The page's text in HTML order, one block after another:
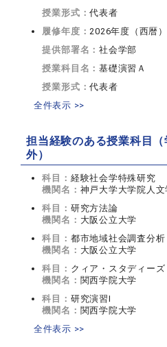
授業形式：代表者
履修年度：2026年度（西暦）
提供部署名：社会学部
授業科目名：基礎演習Ａ
授業形式：代表者
全件表示 >>
担当経験のある授業科目（
外）
科目： 経験社会学特殊研究
機関名： 神戸大学大学院人
科目： 研究方法論
機関名： 大阪公立大学
科目： 都市地域社会調査分析
機関名： 大阪公立大学
科目： クィア・スタディーズ
機関名： 関西学院大学
科目： 研究演習Ⅰ
機関名： 関西学院大学
全件表示 >>